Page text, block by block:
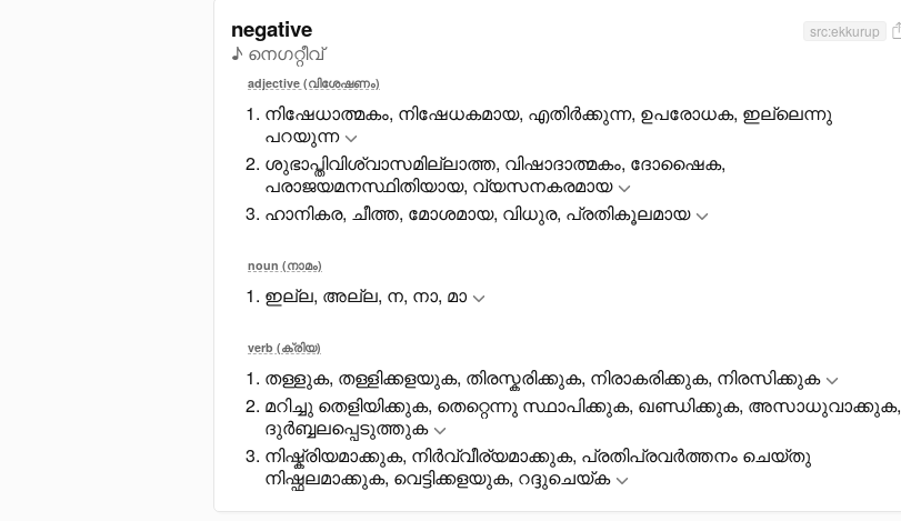
negative
♪ നെഗറ്റീവ്
src:ekkurup
adjective (വിശേഷണം)
നിഷേധാത്മകം, നിഷേധകമായ, എതിർക്കുന്ന, ഉപരോധക, ഇല്ലെന്നു
പറയുന്ന
ശുഭാപ്തിവിശ്വാസമില്ലാത്ത, വിഷാദാത്മകം, ദോഷെെക,
പരാജയമനസ്ഥിതിയായ, വ്യസനകരമായ
ഹാനികര, ചീത്ത, മോശമായ, വിധുര, പ്രതികൂലമായ
noun (നാമം)
ഇല്ല, അല്ല, ന, നാ, മാ
verb (ക്രിയ)
തള്ളുക, തള്ളിക്കളയുക, തിരസ്കരിക്കുക, നിരാകരിക്കുക, നിരസിക്കുക
മറിച്ചു തെളിയിക്കുക, തെറ്റെന്നു സ്ഥാപിക്കുക, ഖണ്ഡിക്കുക, അസാധുവാക്കുക,
ദുർബ്ബലപ്പെടുത്തുക
നിഷ്ക്രിയമാക്കുക, നിർവ്വീര്യമാക്കുക, പ്രതിപ്രവർത്തനം ചെയ്തു
നിഷ്ഫലമാക്കുക, വെട്ടിക്കളയുക, റദ്ദുചെയ്ക